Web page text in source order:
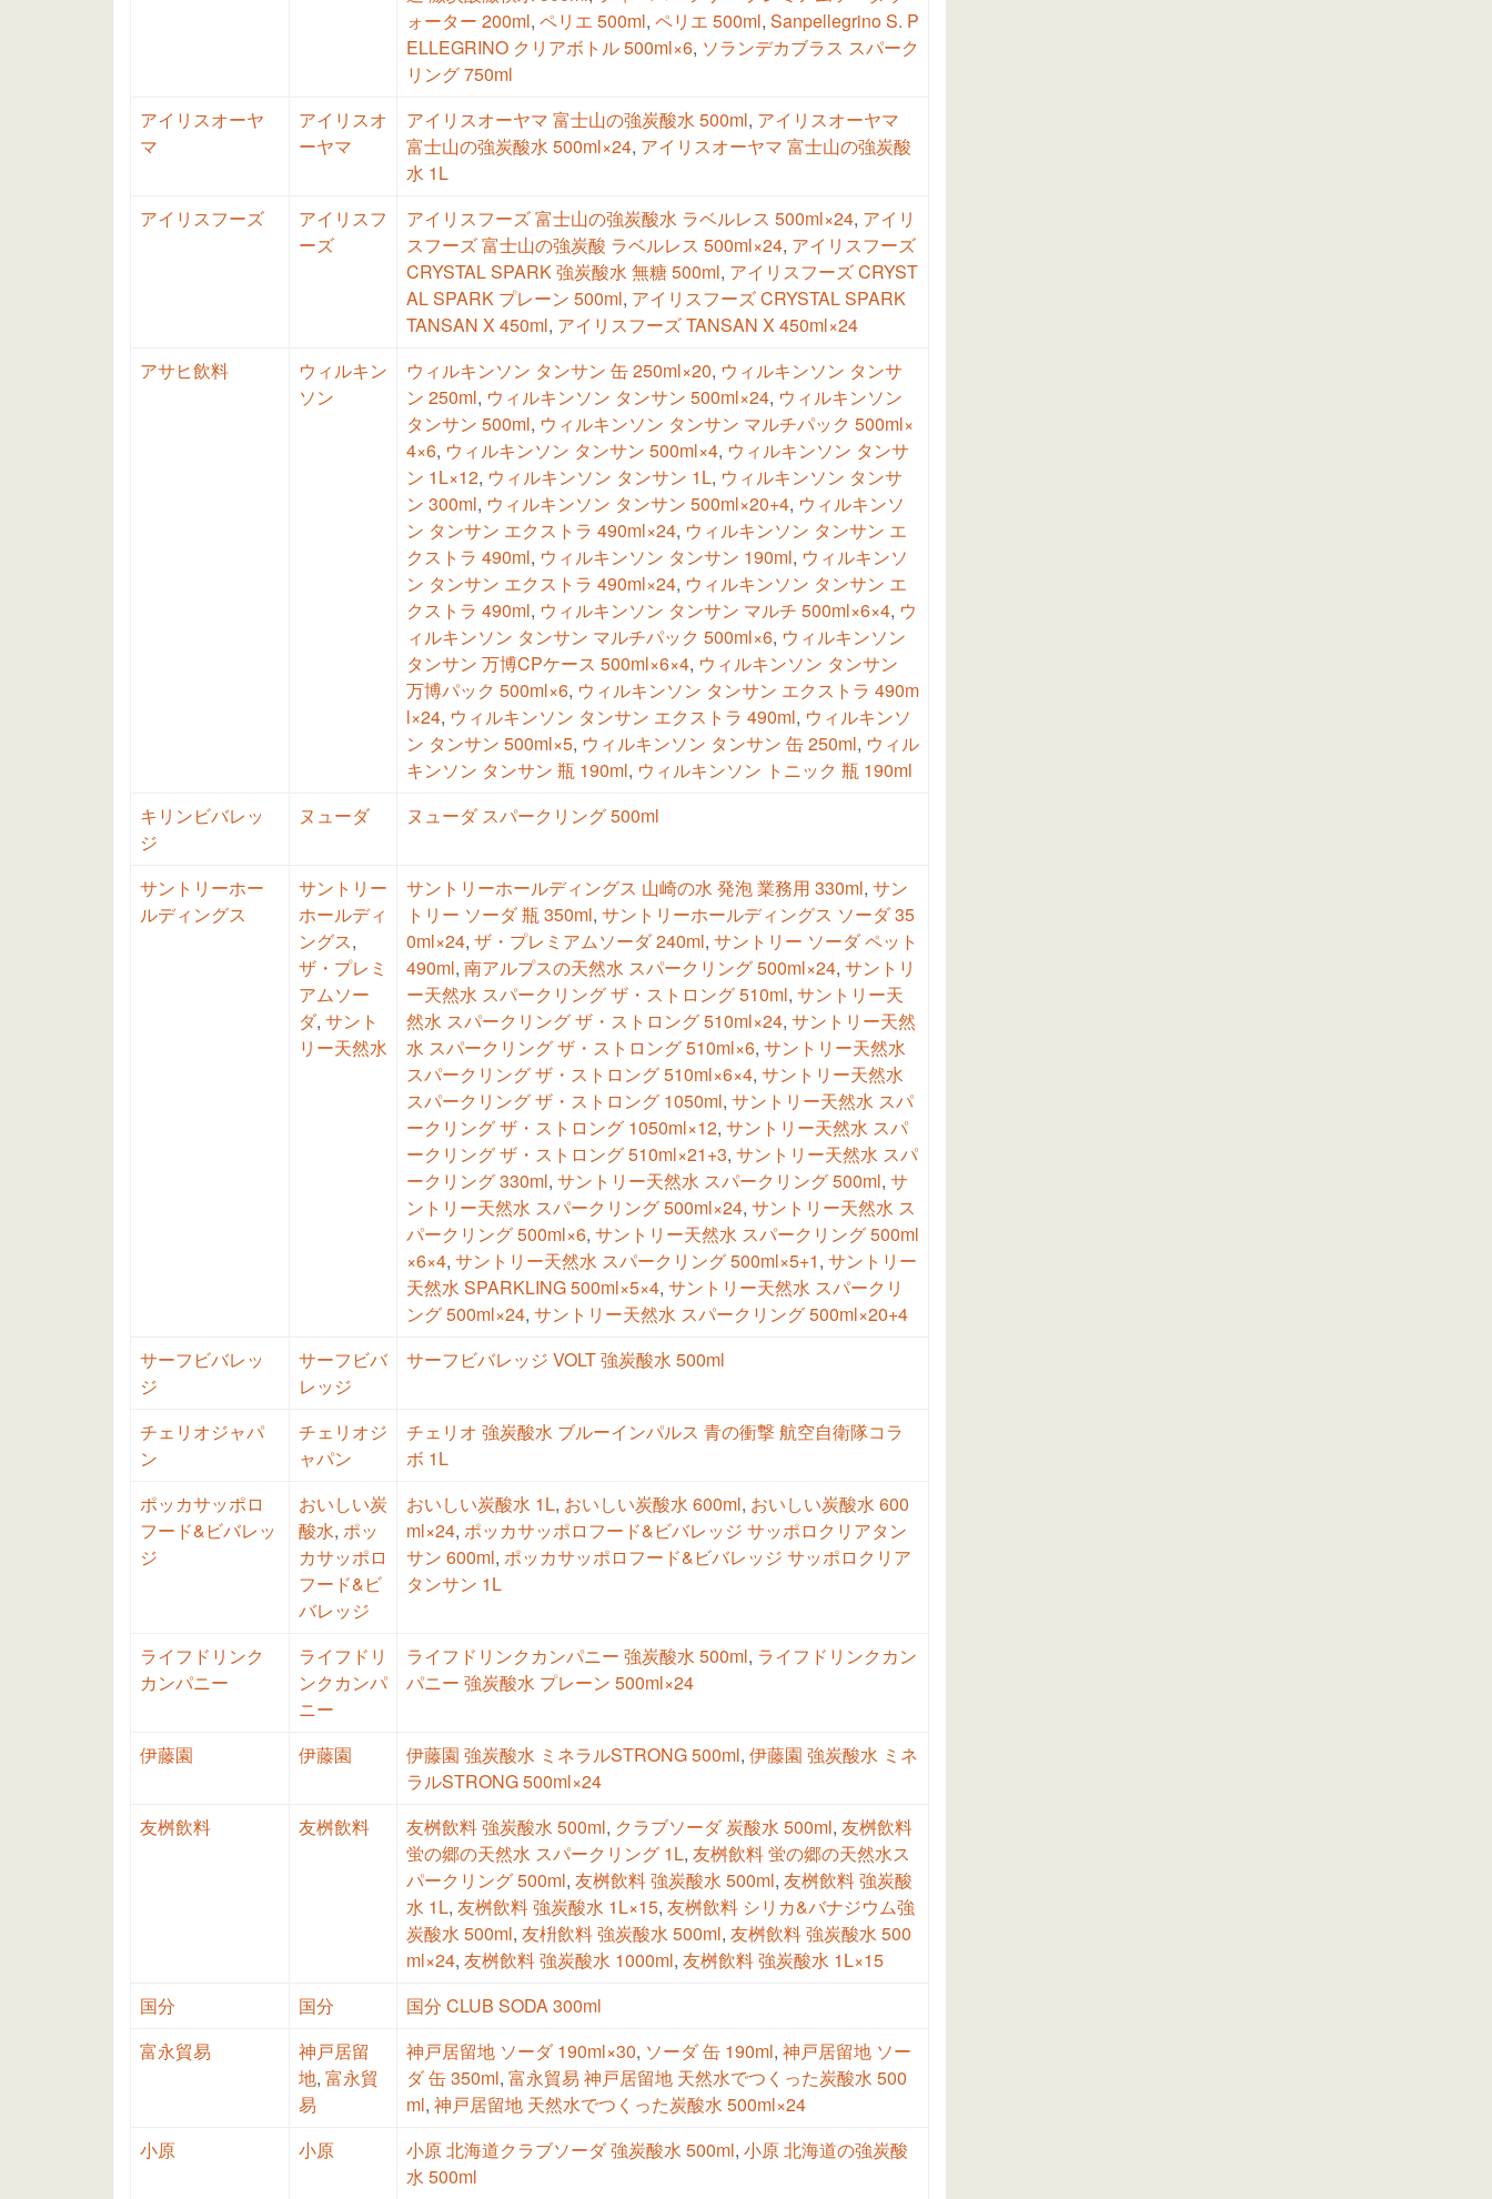
ォーター 200ml, ペリエ 500ml, ペリエ 500ml, Sanpellegrino S. P
ELLEGRINO クリアボトル 500ml×6, ソランデカブラス スパーク
リング 750ml
アイリスオーヤ
マ
アイリスオ
ーヤマ
アイリスオーヤマ 富士山の強炭酸水 500ml, アイリスオーヤマ
富士山の強炭酸水 500ml×24, アイリスオーヤマ 富士山の強炭酸
水 1L
アイリスフーズ
アイリスフ
ーズ
アイリスフーズ 富士山の強炭酸水 ラベルレス 500ml×24, アイリ
スフーズ 富士山の強炭酸 ラベルレス 500ml×24, アイリスフーズ
CRYSTAL SPARK 強炭酸水 無糖 500ml, アイリスフーズ CRYST
AL SPARK プレーン 500ml, アイリスフーズ CRYSTAL SPARK
TANSAN X 450ml, アイリスフーズ TANSAN X 450ml×24
アサヒ飲料
ウィルキン
ソン
ウィルキンソン タンサン 缶 250ml×20, ウィルキンソン タンサ
ン 250ml, ウィルキンソン タンサン 500ml×24, ウィルキンソン
タンサン 500ml, ウィルキンソン タンサン マルチパック 500ml×
4×6, ウィルキンソン タンサン 500ml×4, ウィルキンソン タンサ
ン 1L×12, ウィルキンソン タンサン 1L, ウィルキンソン タンサ
ン 300ml, ウィルキンソン タンサン 500ml×20+4, ウィルキンソ
ン タンサン エクストラ 490ml×24, ウィルキンソン タンサン エ
クストラ 490ml, ウィルキンソン タンサン 190ml, ウィルキンソ
ン タンサン エクストラ 490ml×24, ウィルキンソン タンサン エ
クストラ 490ml, ウィルキンソン タンサン マルチ 500ml×6×4, ウ
ィルキンソン タンサン マルチパック 500ml×6, ウィルキンソン
タンサン 万博CPケース 500ml×6×4, ウィルキンソン タンサン
万博パック 500ml×6, ウィルキンソン タンサン エクストラ 490m
l×24, ウィルキンソン タンサン エクストラ 490ml, ウィルキンソ
ン タンサン 500ml×5, ウィルキンソン タンサン 缶 250ml, ウィル
キンソン タンサン 瓶 190ml, ウィルキンソン トニック 瓶 190ml
キリンビバレッ
ジ
ヌューダ ヌューダ スパークリング 500ml
サントリーホー
ルディングス
サントリー
ホールディ
ングス,
ザ・プレミ
アムソー
ダ, サント
リー天然水
サントリーホールディングス 山崎の水 発泡 業務用 330ml, サン
トリー ソーダ 瓶 350ml, サントリーホールディングス ソーダ 35
0ml×24, ザ・プレミアムソーダ 240ml, サントリー ソーダ ペット
490ml, 南アルプスの天然水 スパークリング 500ml×24, サントリ
ー天然水 スパークリング ザ・ストロング 510ml, サントリー天
然水 スパークリング ザ・ストロング 510ml×24, サントリー天然
水 スパークリング ザ・ストロング 510ml×6, サントリー天然水
スパークリング ザ・ストロング 510ml×6×4, サントリー天然水
スパークリング ザ・ストロング 1050ml, サントリー天然水 スパ
ークリング ザ・ストロング 1050ml×12, サントリー天然水 スパ
ークリング ザ・ストロング 510ml×21+3, サントリー天然水 スパ
ークリング 330ml, サントリー天然水 スパークリング 500ml, サ
ントリー天然水 スパークリング 500ml×24, サントリー天然水 ス
パークリング 500ml×6, サントリー天然水 スパークリング 500ml
×6×4, サントリー天然水 スパークリング 500ml×5+1, サントリー
天然水 SPARKLING 500ml×5×4, サントリー天然水 スパークリ
ング 500ml×24, サントリー天然水 スパークリング 500ml×20+4
サーフビバレッ
ジ
サーフビバ
レッジ
サーフビバレッジ VOLT 強炭酸水 500ml
チェリオジャパ
ン
チェリオジ
ャパン
チェリオ 強炭酸水 ブルーインパルス 青の衝撃 航空自衛隊コラ
ボ 1L
ポッカサッポロ
フード&ビバレッ
ジ
おいしい炭
酸水, ポッ
カサッポロ
フード&ビ
バレッジ
おいしい炭酸水 1L, おいしい炭酸水 600ml, おいしい炭酸水 600
ml×24, ポッカサッポロフード&ビバレッジ サッポロクリアタン
サン 600ml, ポッカサッポロフード&ビバレッジ サッポロクリア
タンサン 1L
ライフドリンク
カンパニー
ライフドリ
ンクカンパ
ニー
ライフドリンクカンパニー 強炭酸水 500ml, ライフドリンクカン
パニー 強炭酸水 プレーン 500ml×24
伊藤園 伊藤園 伊藤園 強炭酸水 ミネラルSTRONG 500ml, 伊藤園 強炭酸水 ミネ
ラルSTRONG 500ml×24
友桝飲料
友桝飲料 友桝飲料 強炭酸水 500ml, クラブソーダ 炭酸水 500ml, 友桝飲料
蛍の郷の天然水 スパークリング 1L, 友桝飲料 蛍の郷の天然水ス
パークリング 500ml, 友桝飲料 強炭酸水 500ml, 友桝飲料 強炭酸
水 1L, 友桝飲料 強炭酸水 1L×15, 友桝飲料 シリカ&バナジウム強
炭酸水 500ml, 友枡飲料 強炭酸水 500ml, 友桝飲料 強炭酸水 500
ml×24, 友桝飲料 強炭酸水 1000ml, 友桝飲料 強炭酸水 1L×15
国分
国分
国分 CLUB SODA 300ml
富永貿易
神戸居留
地, 富永貿
易
神戸居留地 ソーダ 190ml×30, ソーダ 缶 190ml, 神戸居留地 ソー
ダ 缶 350ml, 富永貿易 神戸居留地 天然水でつくった炭酸水 500
ml, 神戸居留地 天然水でつくった炭酸水 500ml×24
小原
小原 小原 北海道クラブソーダ 強炭酸水 500ml, 小原 北海道の強炭酸
水 500ml